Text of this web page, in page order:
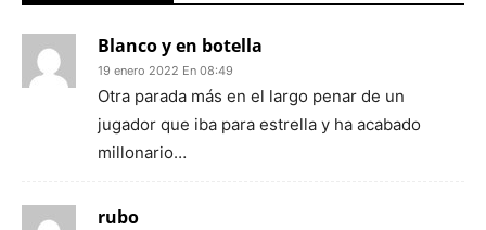
Blanco y en botella
19 enero 2022 En 08:49
Otra parada más en el largo penar de un
jugador que iba para estrella y ha acabado
millonario…
rubo